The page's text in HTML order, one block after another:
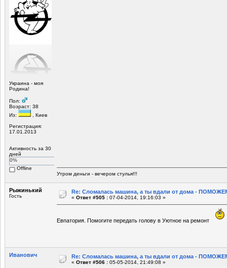
Украина - моя
Родина!
Пол:
Возраст: 38
Из:
, Киев
Регистрация:
17.01.2013
Активность за 30
дней
0%
Offline
Утром деньги - вечером стулья!!!
Рыжинький
Гость
Re: Сломалась машина, а ты вдали от дома -
« Ответ #505 : 07-04-2014, 19:16:03 »
Евпатория. Помогите передать голову в Уютное на ремонт
Иванович Re: Сломалась машина, а ты вдали от дома -
« Ответ #506 : 05-05-2014, 21:49:08 »